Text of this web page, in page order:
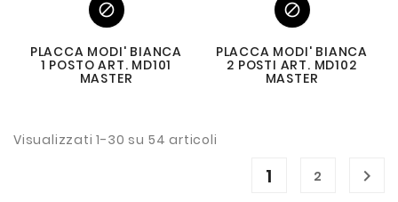

PLACCA MODI' BIANCA
1 POSTO ART. MD101
MASTER

PLACCA MODI' BIANCA
2 POSTI ART. MD102
MASTER
Visualizzati 1-30 su 54 articoli
1 2 